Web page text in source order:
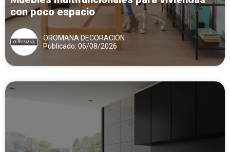
con poco espacio
OROMANA DECORACIÓN
Publicado: 06/08/2026